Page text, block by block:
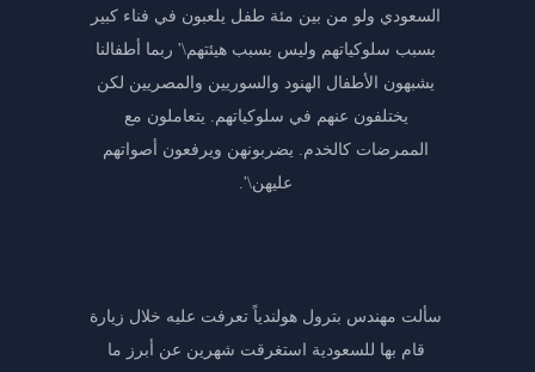
السعودي ولو من بين مئة طفل يلعبون في فناء كبير
بسبب سلوكياتهم وليس بسبب هيئتهم\' ربما أطفالنا
يشبهون الأطفال الهنود والسوريين والمصريين لكن
يختلفون عنهم في سلوكياتهم. يتعاملون مع
الممرضات كالخدم. يضربونهن ويرفعون أصواتهم
عليهن\'.
سألت مهندس بترول هولندياً تعرفت عليه خلال زيارة
قام بها للسعودية استغرقت شهرين عن أبرز ما